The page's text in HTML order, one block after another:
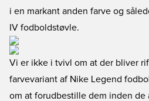
i en markant anden farve og
IV fodboldstøvle.
Vi er ikke i tvivl om at der bliver
farvevariant af Nike Legend
om at forudbestille dem inden